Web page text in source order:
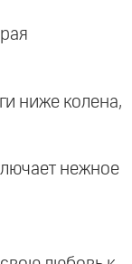
ниже колена,
нежное